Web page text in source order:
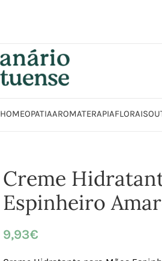
HOMEOPATIAAROMATERAPIAFLORAIS
Creme
Espinheiro
9,93€